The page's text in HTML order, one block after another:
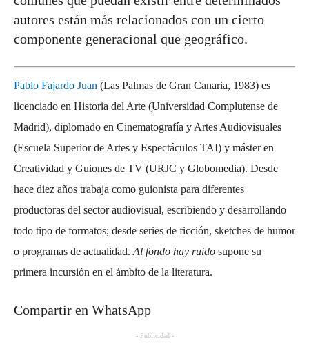
autores están más relacionados con un cierto
componente generacional que geográfico.
Pablo Fajardo Juan (Las Palmas de Gran Canaria, 1983) es
licenciado en Historia del Arte (Universidad Complutense de
Madrid), diplomado en Cinematografía y Artes Audiovisuales
(Escuela Superior de Artes y Espectáculos TAI) y máster en
Creatividad y Guiones de TV (URJC y Globomedia). Desde
hace diez años trabaja como guionista para diferentes
productoras del sector audiovisual, escribiendo y desarrollando
todo tipo de formatos; desde series de ficción, sketches de humor
o programas de actualidad.Al fondo hay ruido supone su
primera incursión en el ámbito de la literatura.
Compartir en WhatsApp
- Publicidad -